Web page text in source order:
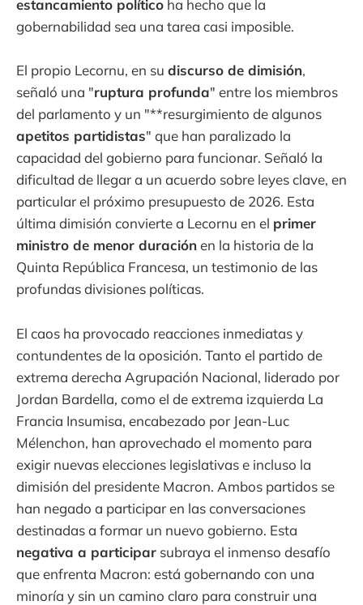
estancamiento político ha hecho que la
gobernabilidad sea una tarea casi imposible.
El propio Lecornu, en su discurso de dimisión,
señaló una "ruptura profunda" entre los miembros
del parlamento y un "**resurgimiento de algunos
apetitos partidistas" que han paralizado la
capacidad del gobierno para funcionar. Señaló la
dificultad de llegar a un acuerdo sobre leyes clave, en
particular el próximo presupuesto de 2026. Esta
última dimisión convierte a Lecornu en el primer
ministro de menor duraciónen la historia de la
Quinta República Francesa, un testimonio de las
profundas divisiones políticas.
El caos ha provocado reacciones inmediatas y
contundentes de la oposición. Tanto el partido de
extrema derecha Agrupación Nacional, liderado por
Jordan Bardella, como el de extrema izquierda La
Francia Insumisa, encabezado por Jean-Luc
Mélenchon, han aprovechado el momento para
exigir nuevas elecciones legislativas e incluso la
dimisión del presidente Macron. Ambos partidos se
han negado a participar en las conversaciones
destinadas a formar un nuevo gobierno. Esta
negativa a participar subraya el inmenso desafío
que enfrenta Macron: está gobernando con una
minoría y sin un camino claro para construir una